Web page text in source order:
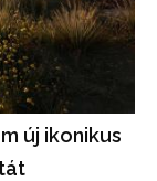
új ikonikus